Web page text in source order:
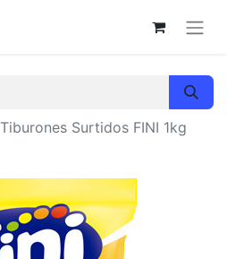
Tiburones Surtidos FINI 1kg